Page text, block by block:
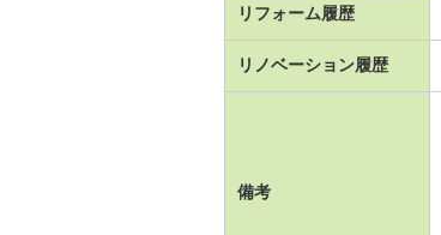
リフォーム履歴
リノベーション履歴
備考